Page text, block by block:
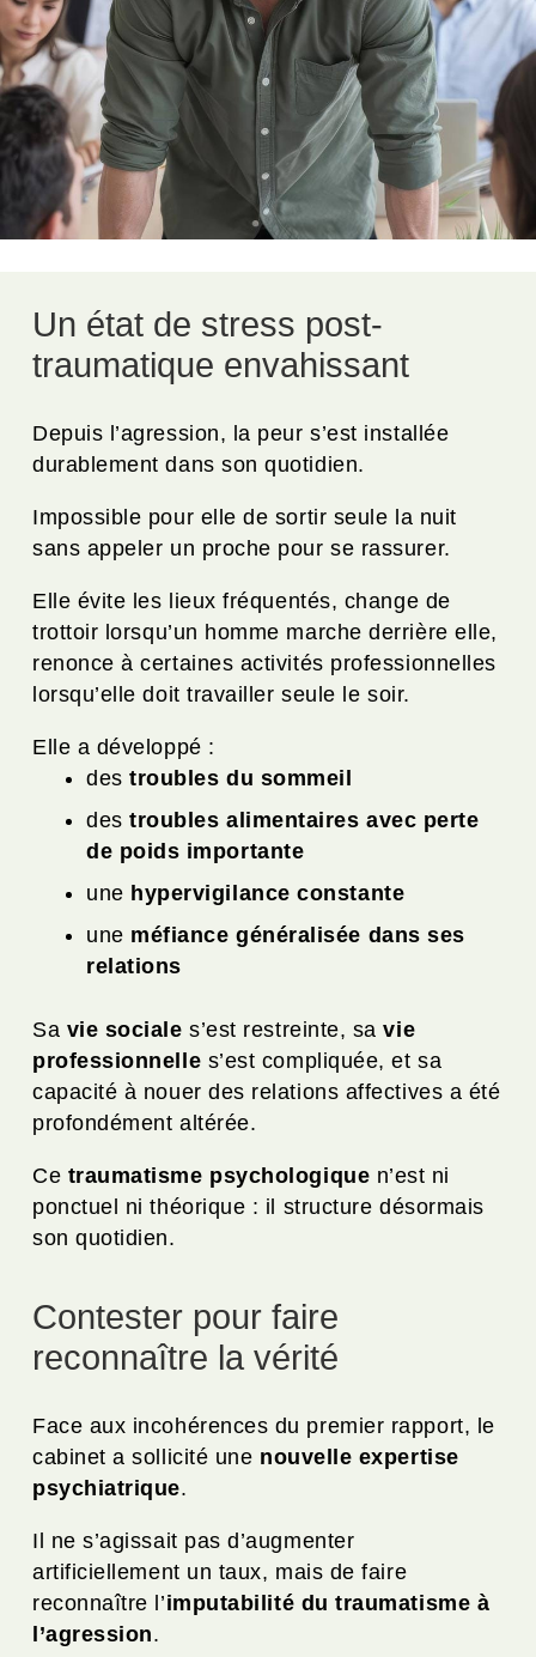
Un état de stress post-
traumatique envahissant
Depuis l’agression, la peur s’est installée
durablement dans son quotidien.
Impossible pour elle de sortir seule la nuit
sans appeler un proche pour se rassurer.
Elle évite les lieux fréquentés, change de
trottoir lorsqu’un homme marche derrière elle,
renonce à certaines activités professionnelles
lorsqu’elle doit travailler seule le soir.
Elle a développé :
destroubles du sommeil
destroubles alimentaires avec perte
de poids importante
une hypervigilance constante
une méfiance généralisée dans ses
relations
Sa vie sociale s’est restreinte, savie
professionnelle s’est compliquée, et sa
capacité à nouer des relations affectives a été
profondément altérée.
Ce traumatisme psychologique n’est ni
ponctuel ni théorique : il structure désormais
son quotidien.
Contester pour faire
reconnaître la vérité
Face aux incohérences du premier rapport, le
cabinet a sollicité une nouvelle expertise
psychiatrique.
Il ne s’agissait pas d’augmenter
artificiellement un taux, mais de faire
reconnaître l’imputabilité du traumatisme à
l’agression.